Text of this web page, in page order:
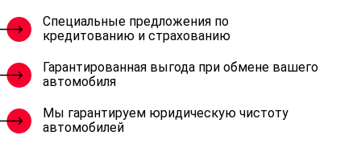
Специальные предложения по
кредитованию и страхованию
Гарантированная выгода при обмене вашего
автомобиля
Мы гарантируем юридическую чистоту
автомобилей